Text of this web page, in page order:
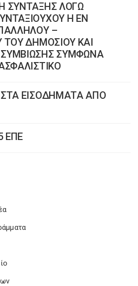
ΣΥΝΤΑΞΗΣ ΛΟΓΩ
Η ΕΝ
–
ΤΟΥ ΔΗΜΟΣΙΟΥ ΚΑΙ
ΣΥΜΦΩΝΑ
ΣΤΑ ΕΙΣΟΔΗΜΑΤΑ ΑΠΟ
ΕΠΕ